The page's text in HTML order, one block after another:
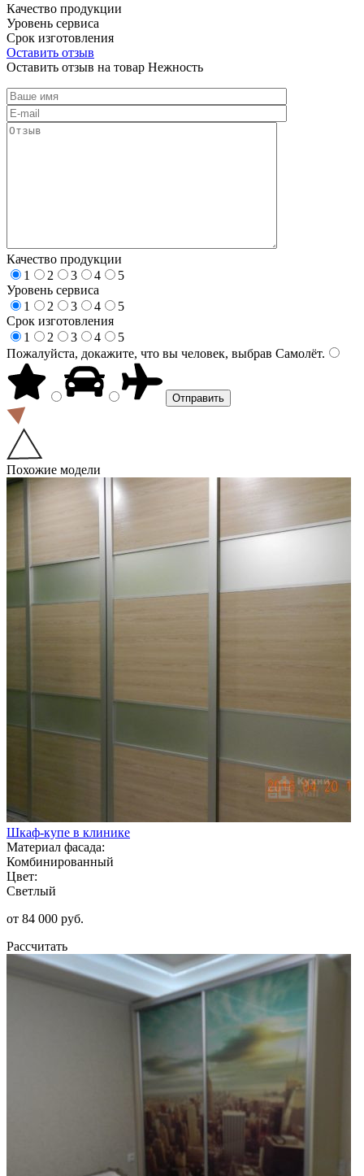
Качество продукции
Уровень сервиса
Срок изготовления
Оставить отзыв
Оставить отзыв на товар Нежность
Качество продукции
1
2 3 4
5
Уровень сервиса
1
2 3 4
5
Срок изготовления
1
2 3 4
5
Пожалуйста, докажите, что вы человек, выбрав Самолёт.
Похожие модели
Шкаф-купе в клинике
Материал фасада:
Комбинированный
Цвет:
Светлый
от 84 000 руб.
Рассчитать